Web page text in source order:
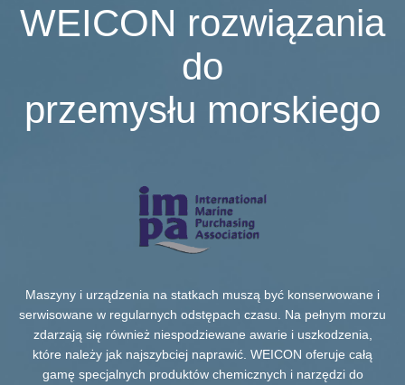
WEICON rozwiązania
do
przemysłu morskiego
Maszyny i urządzenia na statkach muszą być konserwowane i
serwisowane w regularnych odstępach czasu. Na pełnym morzu
zdarzają się również niespodziewane awarie i uszkodzenia,
które należy jak najszybciej naprawić. WEICON oferuje całą
gamę specjalnych produktów chemicznych i narzędzi do